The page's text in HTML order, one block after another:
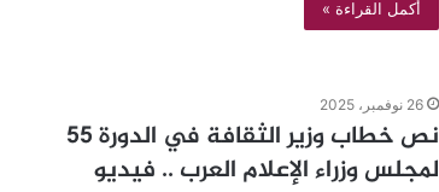
أكمل القراءة »
26 نوفمبر، 2025
نص خطاب وزير الثقافة في الدورة 55
لمجلس وزراء الإعلام العرب .. فيديو